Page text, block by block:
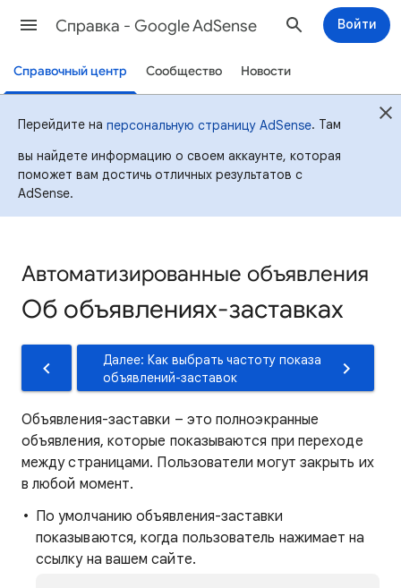
Cправка - Google AdSense Войти
Справочный центр Сообщество Новости
Перейдите на персональную страницу AdSense. Там
вы найдете информацию о своем аккаунте, которая
поможет вам достичь отличных результатов с
AdSense.
Автоматизированные объявления
Об объявлениях-заставках
Далее: Как выбрать частоту показа
объявлений-заставок
Объявления-заставки – это полноэкранные
объявления, которые показываются при переходе
между страницами. Пользователи могут закрыть их
в любой момент.
По умолчанию объявления-заставки
показываются, когда пользователь нажимает на
ссылку на вашем сайте.